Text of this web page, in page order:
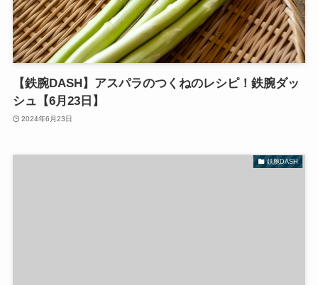
【鉄腕DASH】アスパラのつくねのレシピ！鉄腕ダッ
シュ【6月23日】
2024年6月23日
鉄腕DASH